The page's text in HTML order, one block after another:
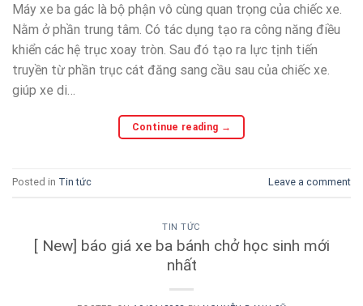
Máy xe ba gác là bộ phận vô cùng quan trọng của chiếc xe.
Nằm ở phần trung tâm. Có tác dụng tạo ra công năng điều
khiển các hệ trục xoay tròn. Sau đó tạo ra lực tịnh tiến
truyền từ phần trục cát đăng sang cầu sau của chiếc xe.
giúp xe di…
Continue reading →
Posted in Tin tức Leave a comment
TIN TỨC
[ New] báo giá xe ba bánh chở học sinh mới
nhất